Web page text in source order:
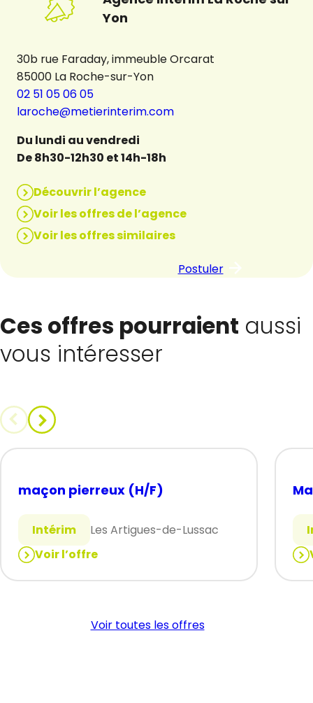
Yon
30b rue Faraday, immeuble Orcarat
85000 La Roche-sur-Yon
02 51 05 06 05
laroche@metierinterim.com
Du lundi au vendredi
De 8h30-12h30 et 14h-18h
Découvrir l’agence
Voir les offres de l’agence
Voir les offres similaires
Postuler
Ces offres pourraient aussi
vous intéresser
maçon pierreux (H/F)
Intérim
Les Artigues-de-Lussac
Voir l’offre
:
maçon
:
Voir toutes les offres